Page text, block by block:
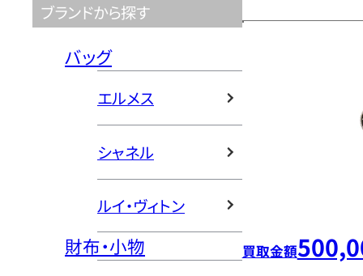
ブランドから探す
バッグ
エルメス
シャネル
ルイ・ヴィトン
財布・小物 買取金額